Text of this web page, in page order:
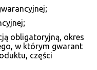
obligatoryjną, okres
w którym gwarant
części